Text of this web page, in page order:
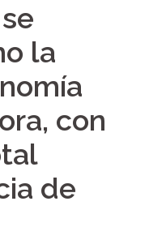
la
con
de